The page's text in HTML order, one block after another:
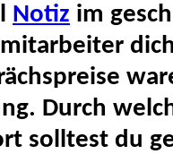
Notiz im
Durch
solltest du